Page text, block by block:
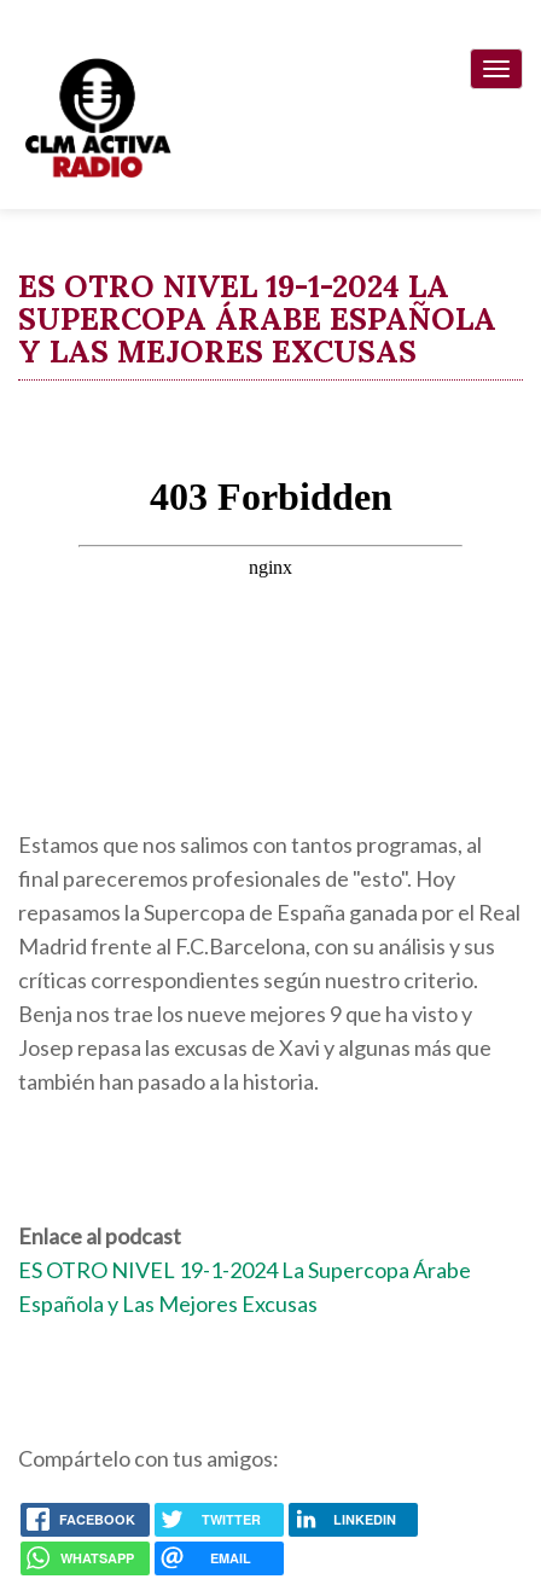
contenido
principal
ES OTRO NIVEL 19-1-2024 LA
SUPERCOPA ÁRABE ESPAÑOLA
Y LAS MEJORES EXCUSAS
Estamos que nos salimos con tantos programas, al
final pareceremos profesionales de "esto". Hoy
repasamos la Supercopa de España ganada por el Real
Madrid frente al F.C.Barcelona, con su análisis y sus
críticas correspondientes según nuestro criterio.
Benja nos trae los nueve mejores 9 que ha visto y
Josep repasa las excusas de Xavi y algunas más que
también han pasado a la historia.
Enlace al podcast
ES OTRO NIVEL 19-1-2024 La Supercopa Árabe
Española y Las Mejores Excusas
Compártelo con tus amigos:
FACEBOOK TWITTER LINKEDIN
WHATSAPP EMAIL